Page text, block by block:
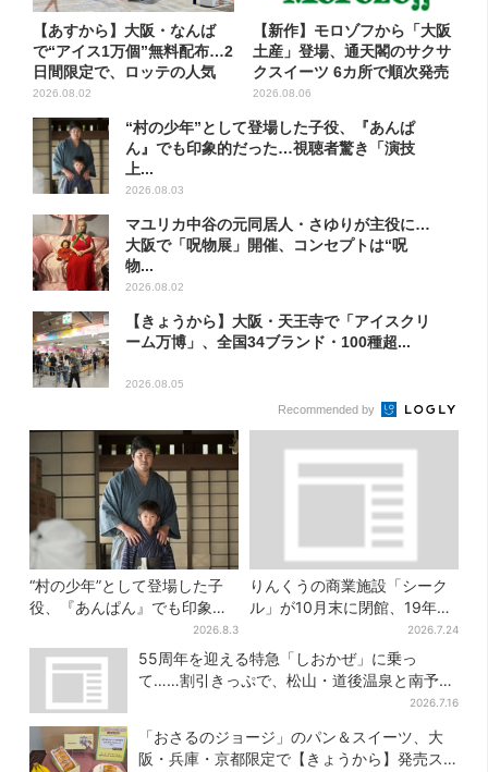
【あすから】大阪・なんば
で“アイス1万個”無料配布…2
日間限定で、ロッテの人気
商...
2026.08.02
【新作】モロゾフから「大阪
土産」登場、通天閣のサクサ
クスイーツ 6カ所で順次発売
2026.08.06
“村の少年”として登場した子役、『あんぱ
ん』でも印象的だった…視聴者驚き「演技
上...
2026.08.03
マユリカ中谷の元同居人・さゆりが主役に…
大阪で「呪物展」開催、コンセプトは“呪
物...
2026.08.02
【きょうから】大阪・天王寺で「アイスクリ
ーム万博」、全国34ブランド・100種超...
2026.08.05
Recommended by
“村の少年”として登場した子
役、『あんぱん』でも印象的
だった…視聴者驚き「どうり
で演技上手だと」
2026.8.3
りんくうの商業施設「シーク
ル」が10月末に閉館、19年の
歴史に幕…南大阪民に衝撃は
しる
2026.7.24
55周年を迎える特急「しおかぜ」に乗っ
て……割引きっぷで、松山・道後温泉と南予を
2026.7.16
「おさるのジョージ」のパン＆スイーツ、大
阪・兵庫・京都限定で【きょうから】発売ス